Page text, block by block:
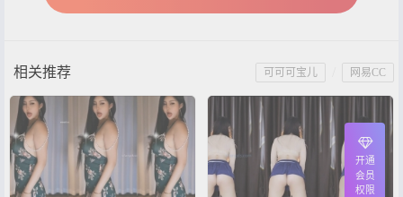
相关推荐 网易CC
可可可宝儿
开通
会员
权限